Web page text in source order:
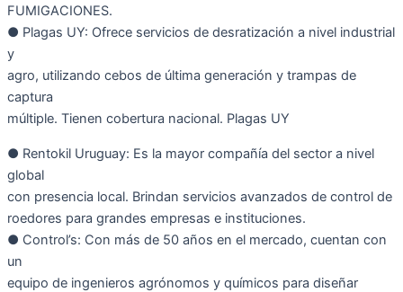
FUMIGACIONES.
● Plagas UY: Ofrece servicios de desratización a nivel industrial
y
agro, utilizando cebos de última generación y trampas de
captura
múltiple. Tienen cobertura nacional. Plagas UY
● Rentokil Uruguay: Es la mayor compañía del sector a nivel
global
con presencia local. Brindan servicios avanzados de control de
roedores para grandes empresas e instituciones.
● Control’s: Con más de 50 años en el mercado, cuentan con
un
equipo de ingenieros agrónomos y químicos para diseñar